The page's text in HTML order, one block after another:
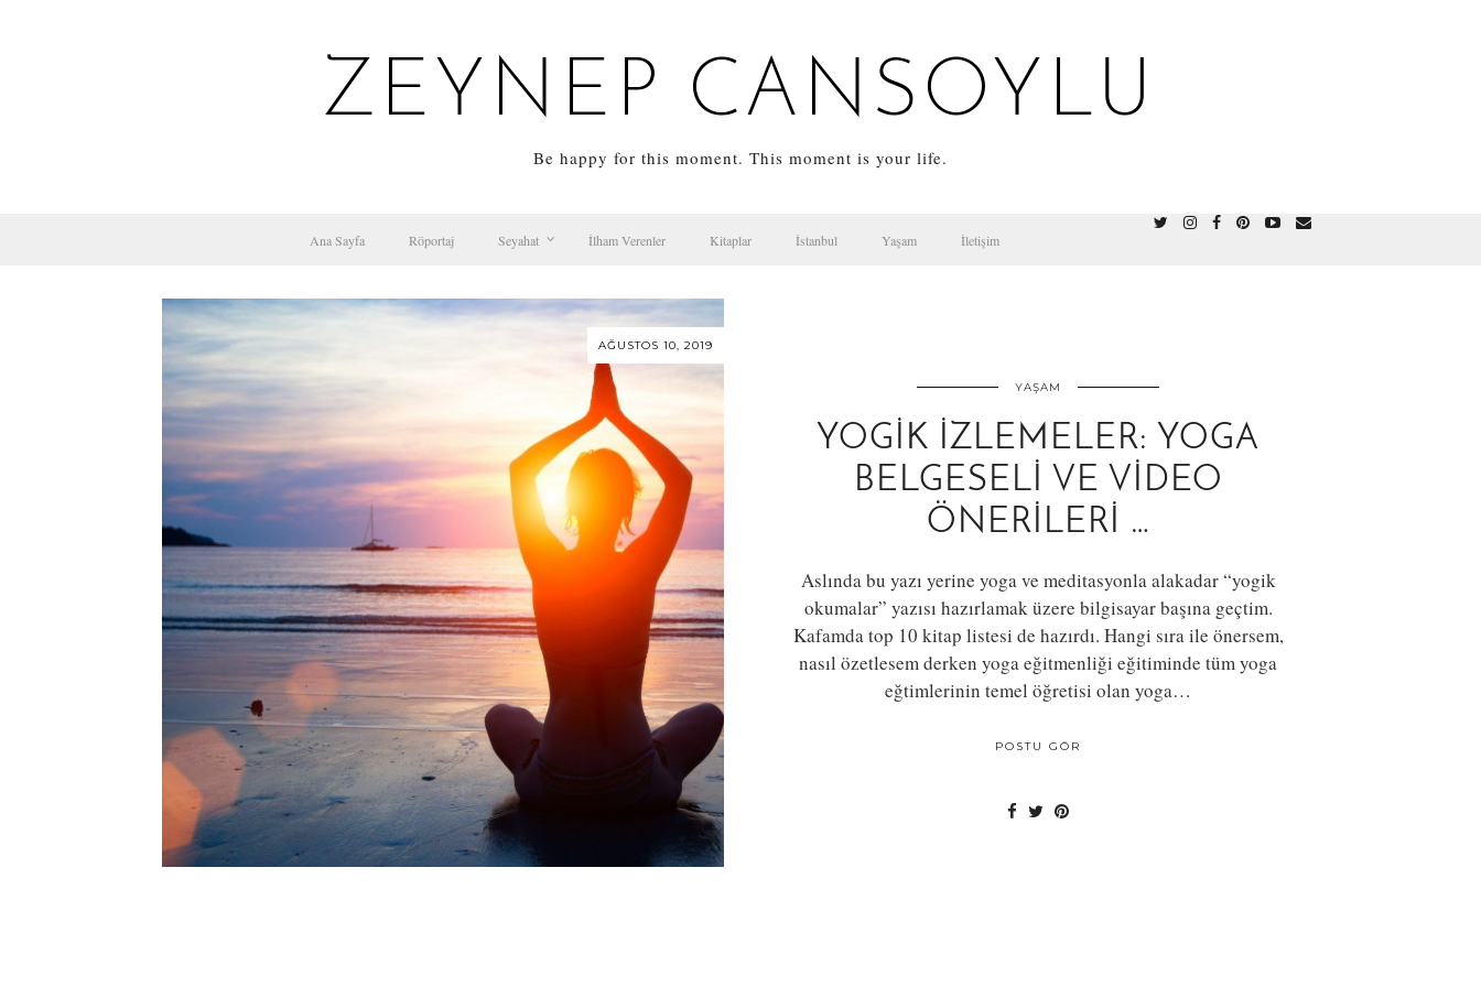
ZEYNEP CANSOYLU
Be happy for this moment. This moment is your life.
Ana Sayfa Röportaj Seyahat İlham Verenler Kitaplar İstanbul Yaşam İletişim
AĞUSTOS 10, 2019
YAŞAM
YOGIK İZLEMELER: YOGA
BELGESELI VE VIDEO
ÖNERILERI …
Aslında bu yazı yerine yoga ve meditasyonla alakadar “yogik
okumalar” yazısı hazırlamak üzere bilgisayar başına geçtim.
Kafamda top 10 kitap listesi de hazırdı. Hangi sıra ile önersem,
nasıl özetlesem derken yoga eğitmenliği eğitiminde tüm yoga
eğtimlerinin temel öğretisi olan yoga…
POSTU GÖR